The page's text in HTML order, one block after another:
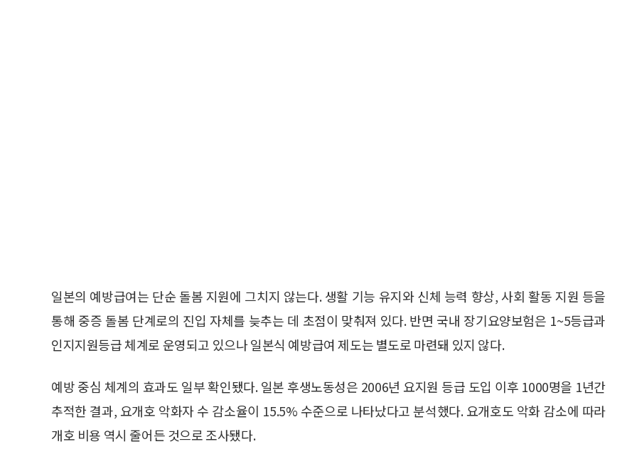
일본의 예방급여는 단순 돌봄 지원에 그치지 않는다. 생활 기능 유지와 신체 능력 향상, 사회 활동 지원 등을
통해 중증 돌봄 단계로의 진입 자체를 늦추는 데 초점이 맞춰져 있다. 반면 국내 장기요양보험은 1~5등급과
인지지원등급 체계로 운영되고 있으나 일본식 예방급여 제도는 별도로 마련돼 있지 않다.
예방 중심 체계의 효과도 일부 확인됐다. 일본 후생노동성은 2006년 요지원 등급 도입 이후 1000명을 1년간
추적한 결과, 요개호 악화자 수 감소율이 15.5% 수준으로 나타났다고 분석했다. 요개호도 악화 감소에 따라
개호 비용 역시 줄어든 것으로 조사됐다.